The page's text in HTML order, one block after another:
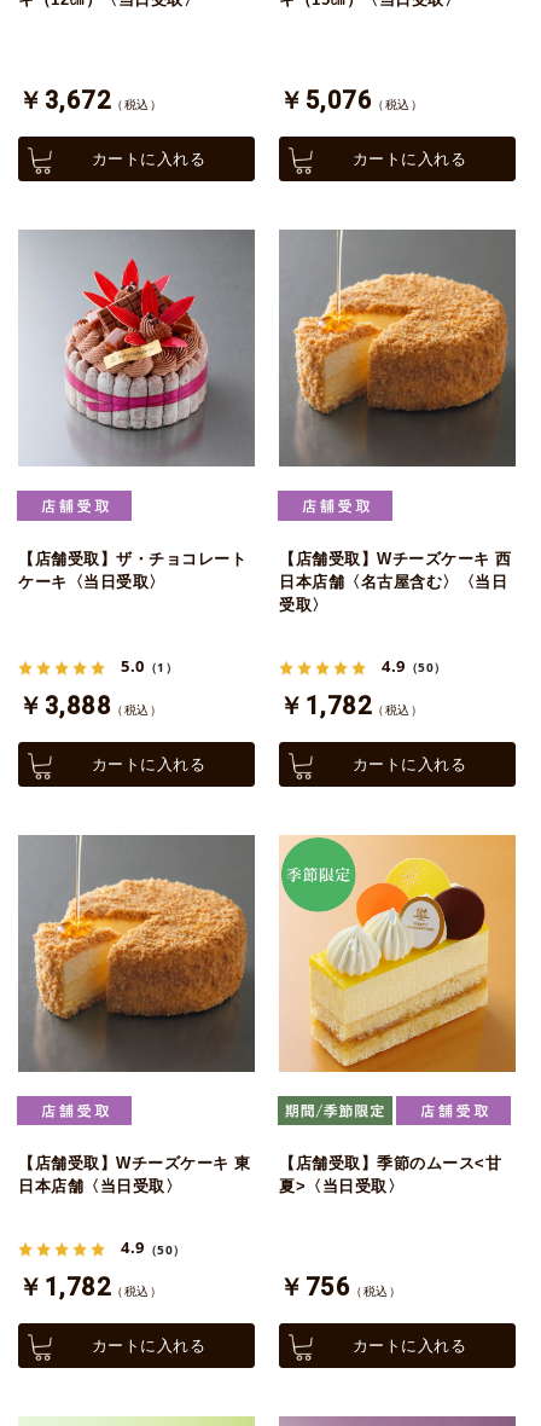
￥3,672 （税込）
カートに入れる
￥5,076 （税込）
カートに入れる
【店舗受取】ザ・チョコレート
ケーキ〈当日受取〉
5.0 （1）
￥3,888 （税込）
カートに入れる
【店舗受取】Wチーズケーキ 西
日本店舗〈名古屋含む〉〈当日
受取〉
4.9 （50）
￥1,782 （税込）
カートに入れる
【店舗受取】Wチーズケーキ 東
日本店舗〈当日受取〉
4.9 （50）
￥1,782 （税込）
カートに入れる
【店舗受取】季節のムース<甘
夏>〈当日受取〉
￥756 （税込）
カートに入れる